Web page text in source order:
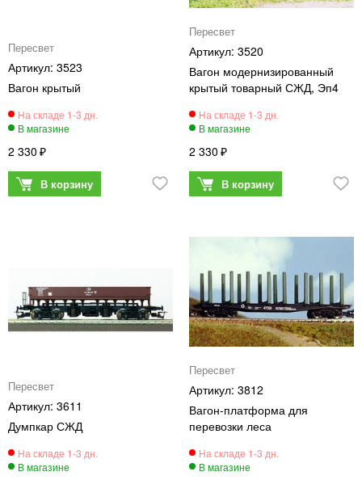
Пересвет
3523
Вагон крытый
2 330
Пересвет
3520
Вагон модернизированный
крытый товарный СЖД, Эп4
2 330
Пересвет
3611
Думпкар СЖД
Пересвет
3812
Вагон-платформа для
перевозки леса